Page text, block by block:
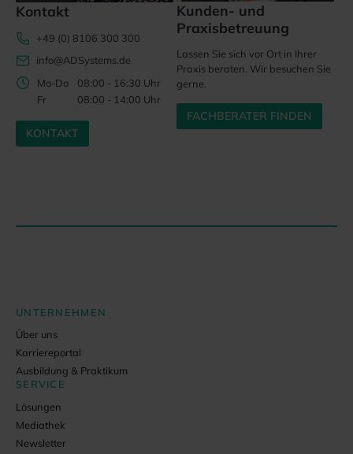
Kontakt
+49 (0) 8106 300 300
info@ADSystems.de
Mo-Do
08:00 - 16:30 Uhr
Fr
08:00 - 14:00 Uhr
KONTAKT
Kunden- und
Praxisbetreuung
Lassen Sie sich vor Ort in Ihrer
Praxis beraten. Wir besuchen Sie
gerne.
FACHBERATER FINDEN
UNTERNEHMEN
Über uns
Karriereportal
Ausbildung & Praktikum
SERVICE
Lösungen
Mediathek
Newsletter